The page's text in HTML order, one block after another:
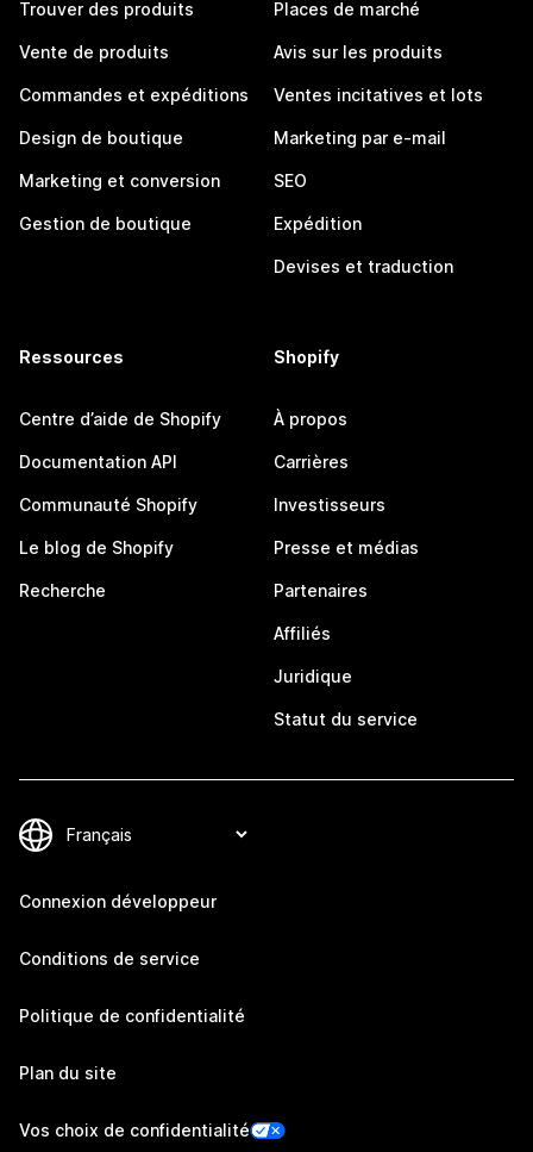
Trouver des produits
Vente de produits
Commandes et expéditions
Design de boutique
Marketing et conversion
Gestion de boutique
Places de marché
Avis sur les produits
Ventes incitatives et lots
Marketing par e-mail
SEO
Expédition
Devises et traduction
Ressources
Centre d’aide de Shopify
Documentation API
Communauté Shopify
Le blog de Shopify
Recherche
Shopify
À propos
Carrières
Investisseurs
Presse et médias
Partenaires
Affiliés
Juridique
Statut du service
Connexion développeur
Conditions de service
Politique de confidentialité
Plan du site
Vos choix de confidentialité